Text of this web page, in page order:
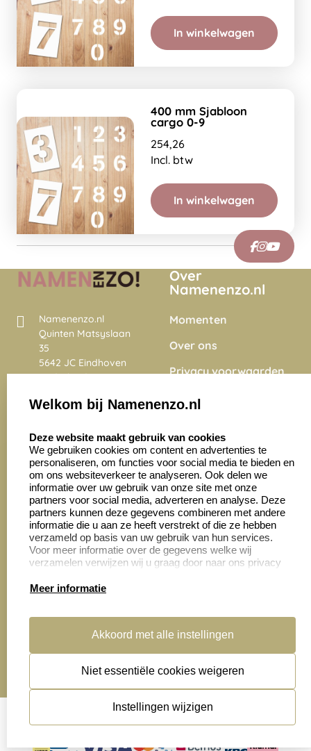
In winkelwagen
400 mm Sjabloon
cargo 0-9
254,26
Incl. btw
In winkelwagen
Namenenzo.nl
Quinten Matsyslaan
35
5642 JC Eindhoven
Nederland
4028 beoordelingen
Over
Namenenzo.nl
Momenten
Over ons
Privacy voorwaarden
Onze vacatures
Zakelijk:
Aanvraag op maat
Cadeaubonnen
Klantenservice:
Contact opnemen
Veelgestelde vragen
Retourneren
handleidingen
algemene voorwaarden
disclaimer
Cookies resetten
Welkom bij Namenenzo.nl
Deze website maakt gebruik van cookies
We gebruiken cookies om content en advertenties te
personaliseren, om functies voor social media te bieden en
om ons websiteverkeer te analyseren. Ook delen we
informatie over uw gebruik van onze site met onze
partners voor social media, adverteren en analyse. Deze
partners kunnen deze gegevens combineren met andere
informatie die u aan ze heeft verstrekt of die ze hebben
verzameld op basis van uw gebruik van hun services.
Voor meer informatie over de gegevens welke wij
verzamelen verwijzen wij u graag door naar ons privacy
Meer informatie
Akkoord met alle instellingen
Niet essentiële cookies weigeren
Instellingen wijzigen